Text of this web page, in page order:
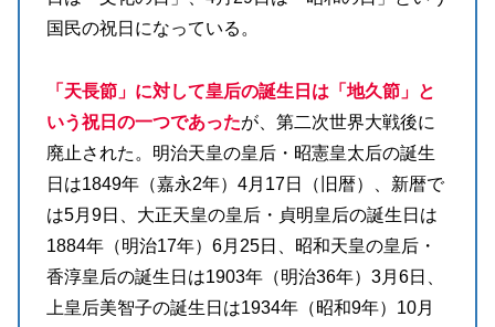
国民の祝日になっている。
「天長節」に対して皇后の誕生日は「地久節」と
いう祝日の一つであったが、第二次世界大戦後に
廃止された。明治天皇の皇后・昭憲皇太后の誕生
日は1849年（嘉永2年）4月17日（旧暦）、新暦で
は5月9日、大正天皇の皇后・貞明皇后の誕生日は
1884年（明治17年）6月25日、昭和天皇の皇后・
香淳皇后の誕生日は1903年（明治36年）3月6日、
上皇后美智子の誕生日は1934年（昭和9年）10月